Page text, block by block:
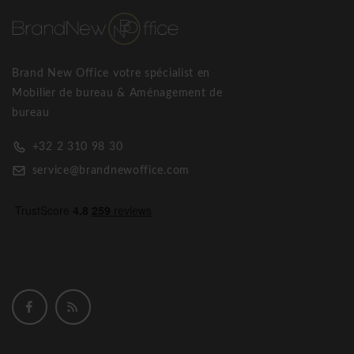
Brand New Office votre spécialist en
Mobilier de bureau & Aménagement de
bureau
+32 2 310 98 30
service@brandnewoffice.com